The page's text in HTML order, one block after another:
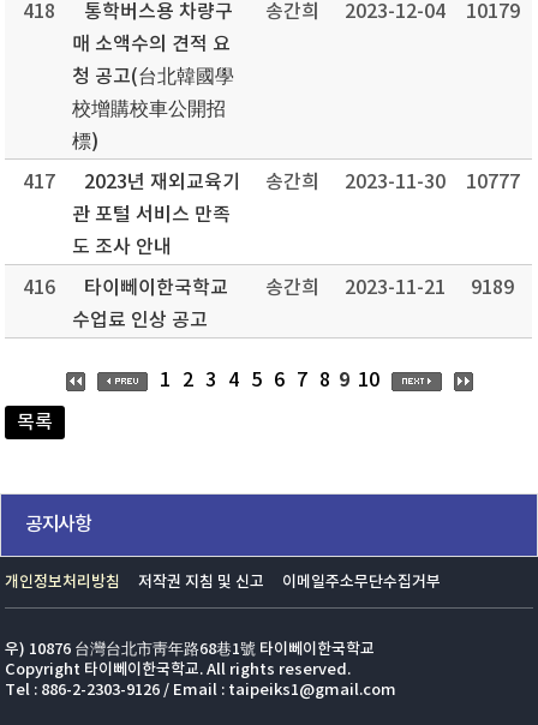
418
통학버스용 차량구
매 소액수의 견적 요
청 공고(台北韓國學
校增購校車公開招
標)
송간희 2023-12-04 10179
417
2023년 재외교육기
관 포털 서비스 만족
도 조사 안내
송간희 2023-11-30 10777
416
타이뻬이한국학교
수업료 인상 공고
송간희 2023-11-21 9189
1 2 3 4 5 6 7 8 9 10
목록
공지사항
개인정보처리방침 저작권 지침 및 신고 이메일주소무단수집거부
우) 10876 台灣台北市靑年路68巷1號 타이뻬이한국학교
Copyright 타이뻬이한국학교. All rights reserved.
Tel : 886-2-2303-9126 / Email : taipeiks1@gmail.com